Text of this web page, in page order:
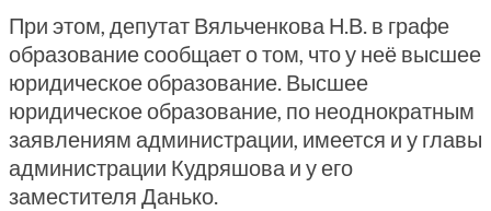
При этом, депутат Вяльченкова Н.В. в графе
образование сообщает о том, что у неё высшее
юридическое образование. Высшее
юридическое образование, по неоднократным
заявлениям администрации, имеется и у главы
администрации Кудряшова и у его
заместителя Данько.